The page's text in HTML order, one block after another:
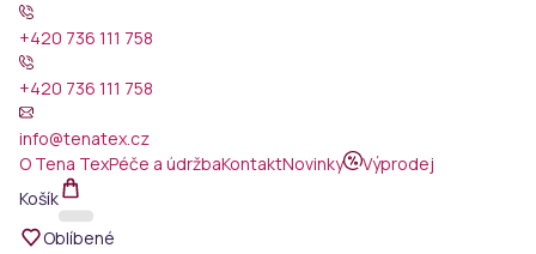
+420 736 111 758
+420 736 111 758
info@tenatex.cz
O Tena TexPéče a údržbaKontaktNovinky
Výprodej
Košík
Oblíbené